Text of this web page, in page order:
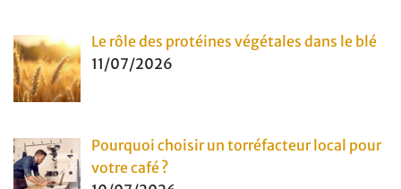
Le rôle des protéines végétales dans le blé
11/07/2026
Pourquoi choisir un torréfacteur local pour
votre café ?